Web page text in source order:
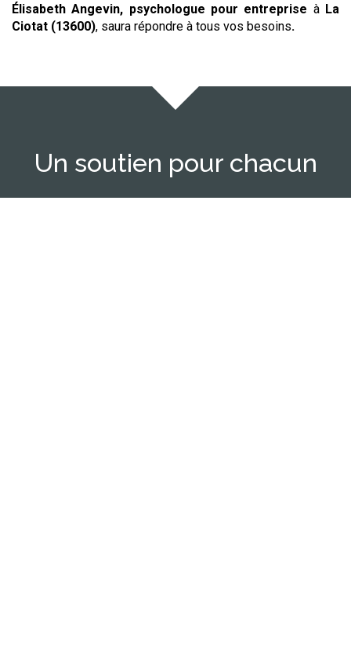
Élisabeth Angevin, psychologue pour entreprise à La
Ciotat (13600), saura répondre à tous vos besoins.
Un soutien pour chacun